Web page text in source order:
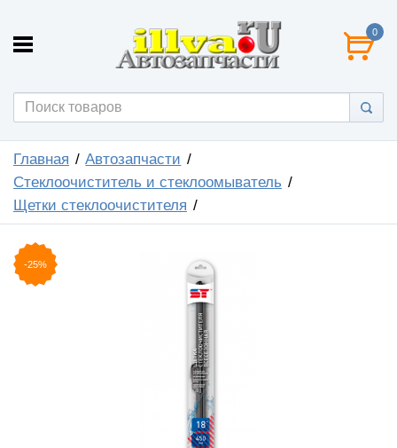
0
Главная
Автозапчасти
Стеклоочиститель и стеклоомыватель
Щетки стеклоочистителя
-25%